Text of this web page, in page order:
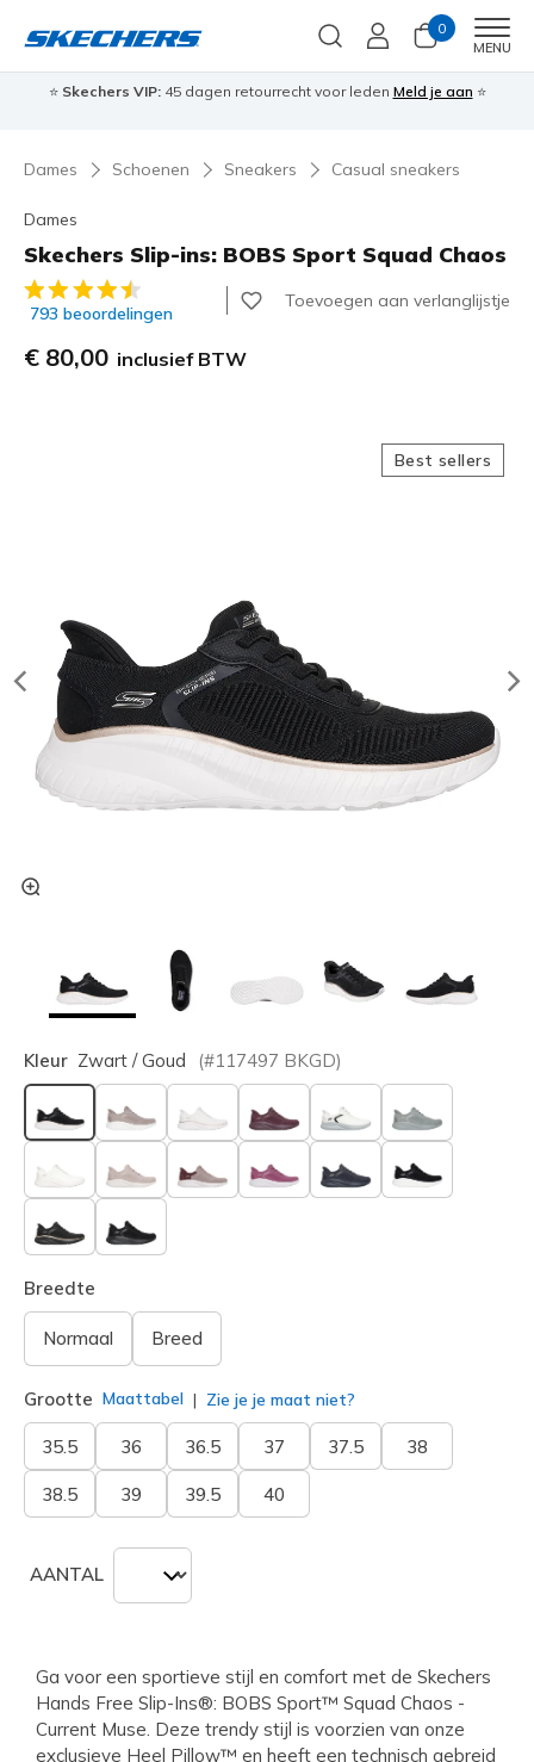
0
MENU
⭐ Skechers VIP:45 dagen retourrecht voor leden Meld je aan ⭐
Dames Schoenen Sneakers Casual sneakers
Dames
Skechers Slip-ins: BOBS Sport Squad Chaos
5 van de 5 klantbeoordelingen
793 beoordelingen
Toevoegen aan verlanglijstje
€ 80,00 inclusief BTW
Best sellers
Kleur Zwart / Goud (#117497 BKGD)
geselecteerd
Breedte
Normaal Breed
Grootte Maattabel Zie je je maat niet?
35.5 36 36.5 37 37.5 38
38.5 39 39.5 40
AANTAL
Ga voor een sportieve stijl en comfort met de Skechers
Hands Free Slip-Ins®: BOBS Sport™ Squad Chaos -
Current Muse. Deze trendy stijl is voorzien van onze
exclusieve Heel Pillow™ en heeft een technisch gebreid